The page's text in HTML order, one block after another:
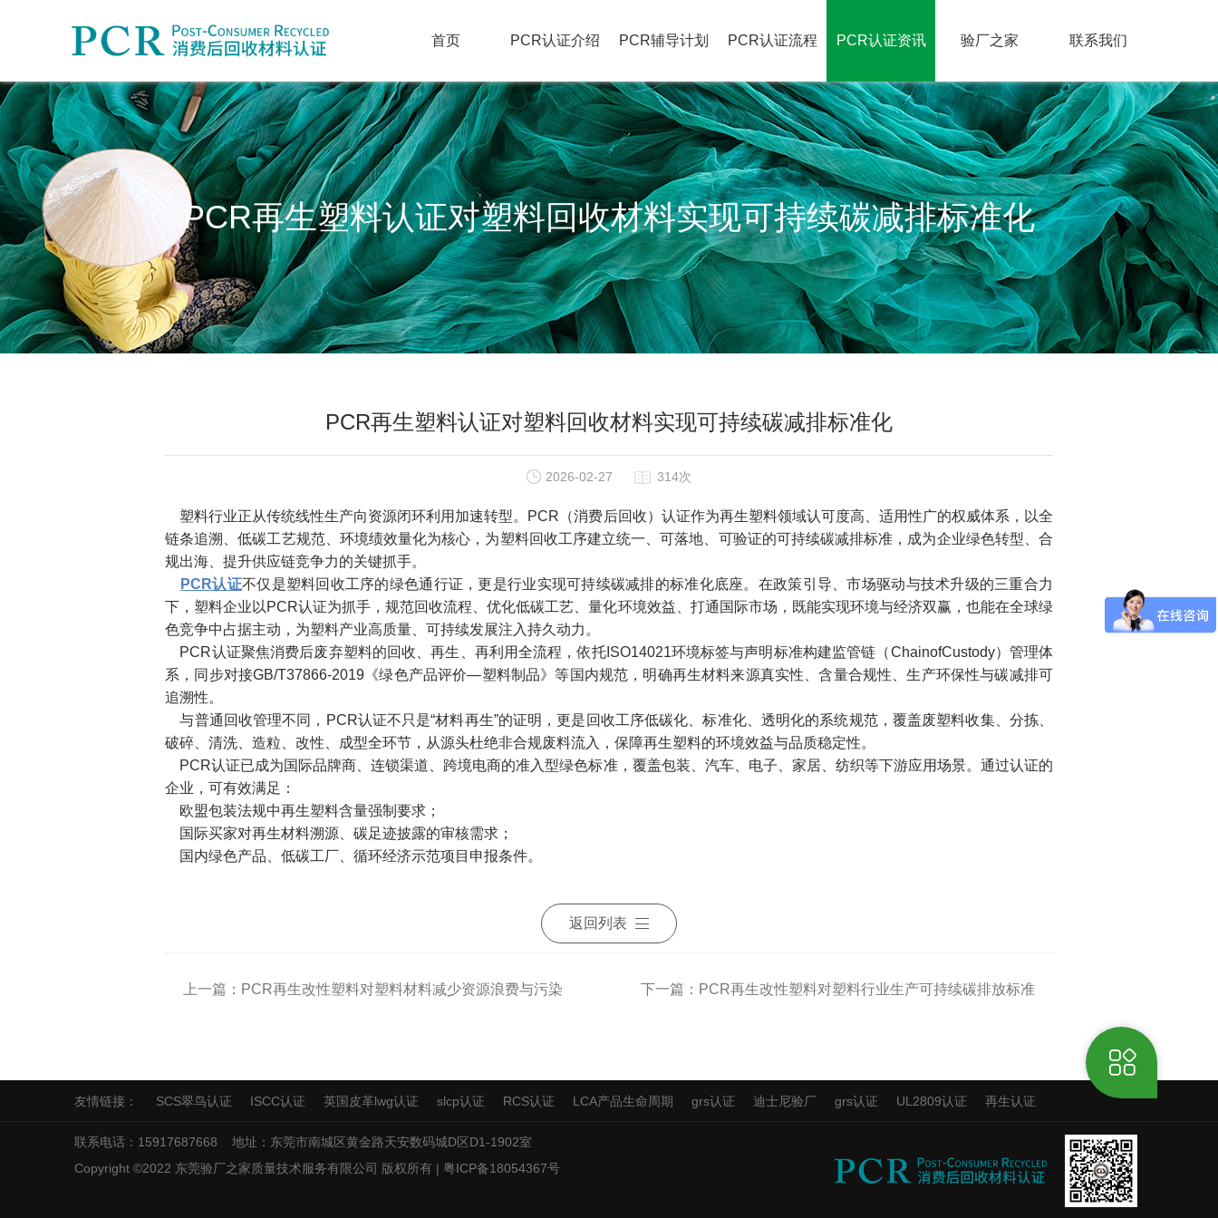
首页 PCR认证介绍 PCR辅导计划 PCR认证流程 PCR认证资讯 验厂之家 联系我们
PCR再生塑料认证对塑料回收材料实现可持续碳减排标准化
PCR再生塑料认证对塑料回收材料实现可持续碳减排标准化
2026-02-27 314次
塑料行业正从传统线性生产向资源闭环利用加速转型。PCR（消费后回收）认证作为再生塑料领域认可度高、适用性广的权威体系，以全
链条追溯、低碳工艺规范、环境绩效量化为核心，为塑料回收工序建立统一、可落地、可验证的可持续碳减排标准，成为企业绿色转型、合
规出海、提升供应链竞争力的关键抓手。
PCR认证不仅是塑料回收工序的绿色通行证，更是行业实现可持续碳减排的标准化底座。在政策引导、市场驱动与技术升级的三重合力
下，塑料企业以PCR认证为抓手，规范回收流程、优化低碳工艺、量化环境效益、打通国际市场，既能实现环境与经济双赢，也能在全球绿
色竞争中占据主动，为塑料产业高质量、可持续发展注入持久动力。
PCR认证聚焦消费后废弃塑料的回收、再生、再利用全流程，依托ISO14021环境标签与声明标准构建监管链（ChainofCustody）管理体
系，同步对接GB/T37866-2019《绿色产品评价—塑料制品》等国内规范，明确再生材料来源真实性、含量合规性、生产环保性与碳减排可
追溯性。
与普通回收管理不同，PCR认证不只是“材料再生”的证明，更是回收工序低碳化、标准化、透明化的系统规范，覆盖废塑料收集、分拣、
破碎、清洗、造粒、改性、成型全环节，从源头杜绝非合规废料流入，保障再生塑料的环境效益与品质稳定性。
PCR认证已成为国际品牌商、连锁渠道、跨境电商的准入型绿色标准，覆盖包装、汽车、电子、家居、纺织等下游应用场景。通过认证的
企业，可有效满足：
欧盟包装法规中再生塑料含量强制要求；
国际买家对再生材料溯源、碳足迹披露的审核需求；
国内绿色产品、低碳工厂、循环经济示范项目申报条件。
返回列表
上一篇：PCR再生改性塑料​对塑料材料减少资源浪费与污染 下一篇：PCR再生改性塑料​对塑料行业生产可持续碳排放标准
友情链接： SCS翠鸟认证 ISCC认证 英国皮革lwg认证 slcp认证 RCS认证 LCA产品生命周期 grs认证 迪士尼验厂 grs认证 UL2809认证 再生认证
联系电话：15917687668 地址：东莞市南城区黄金路天安数码城D区D1-1902室
Copyright ©2022 东莞验厂之家质量技术服务有限公司 版权所有 | 粤ICP备18054367号